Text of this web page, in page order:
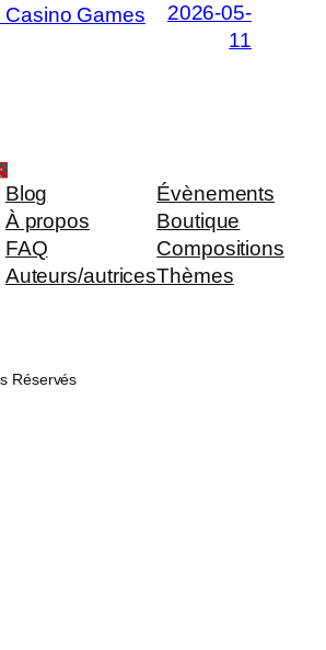
Casino Games
2026-05-
11
Blog
À propos
FAQ
Auteurs/autrices
Évènements
Boutique
Compositions
Thèmes
Réservés